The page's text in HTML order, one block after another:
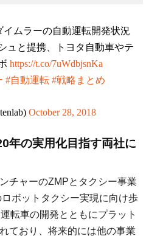
ムラーの自動運転開発状況
と提携、トヨタ自動車やテ
https://t.co/7uWdbjsnKa
#自動運転 #戦略まとめ
October 28, 2018
年の実用化目指す両社に
チャーのZMPとタクシー事業
ボットタクシー実現に向け歩
転車の開発とともにプラット
ており、将来的には他の事業